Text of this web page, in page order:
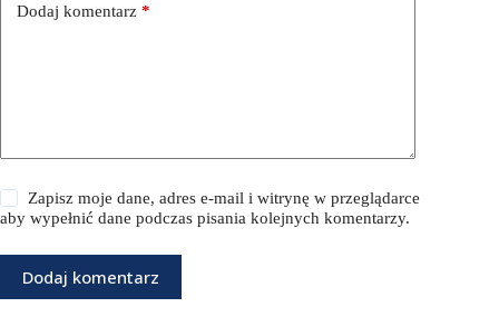
Dodaj komentarz *
Zapisz moje dane, adres e-mail i witrynę w przeglądarce
aby wypełnić dane podczas pisania kolejnych komentarzy.
Dodaj komentarz